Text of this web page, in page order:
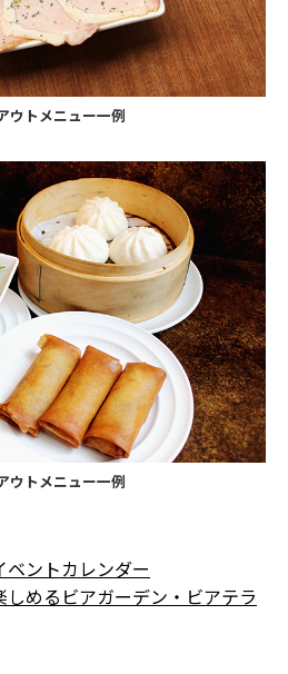
ウトメニュー一例
ウトメニュー一例
ントカレンダー
めるビアガーデン・ビアテラ